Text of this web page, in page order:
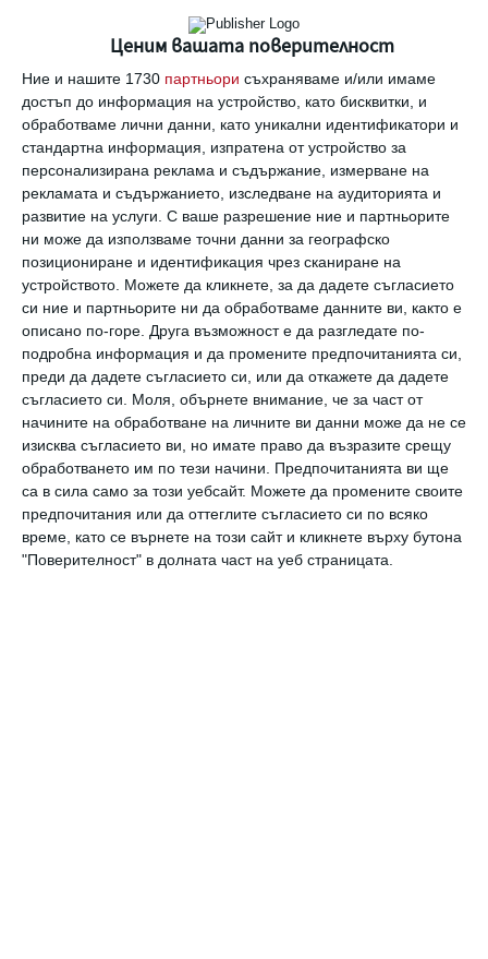
Ценим вашата поверителност
Ние и нашите 1730 партньори съхраняваме и/или имаме
достъп до информация на устройство, като бисквитки, и
обработваме лични данни, като уникални идентификатори и
стандартна информация, изпратена от устройство за
персонализирана реклама и съдържание, измерване на
рекламата и съдържанието, изследване на аудиторията и
развитие на услуги. С ваше разрешение ние и партньорите
ни може да използваме точни данни за географско
позициониране и идентификация чрез сканиране на
устройството. Можете да кликнете, за да дадете съгласието
си ние и партньорите ни да обработваме данните ви, както е
описано по-горе. Друга възможност е да разгледате по-
подробна информация и да промените предпочитанията си,
преди да дадете съгласието си, или да откажете да дадете
съгласието си.
Моля, обърнете внимание, че за част от
начините на обработване на личните ви данни може да не се
изисква съгласието ви, но имате право да възразите срещу
обработването им по тези начини. Предпочитанията ви ще
са в сила само за този уебсайт. Можете да промените своите
предпочитания или да оттеглите съгласието си по всяко
време, като се върнете на този сайт и кликнете върху бутона
"Поверителност" в долната част на уеб страницата.
Коментари
Трябва да сте регистриран потребител за да
напишете коментар
Виж всички коментари
Най нови
Да поговорим
Защо някои хора избягват връзките?
05 август 2026 г.